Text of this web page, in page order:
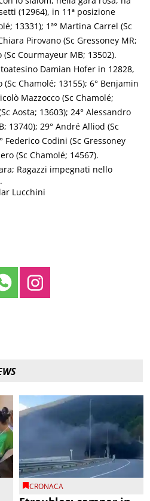
(12964), in 11ª posizione
13331); 1ª° Martina Carrel (Sc
Pirovano (Sc Gressoney MR;
Courmayeur MB; 13502).
Damian Hofer in 12828,
Chamolé; 13155); 6° Benjamin
Mazzocco (Sc Chamolé;
Aosta; 13603); 24° Alessandro
29° André Alliod (Sc
Federico Codini (Sc Gressoney
(Sc Chamolé; 14567).
Ragazzi impegnati nello
Lucchini
CRONACA